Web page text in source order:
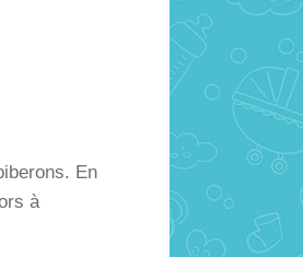
En
à